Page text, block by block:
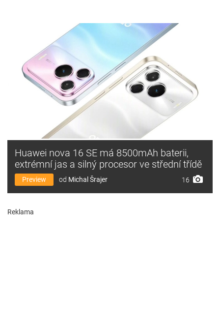
Huawei nova 16 SE má 8500mAh baterii,
extrémní jas a silný procesor ve střední třídě
Preview od Michal Šrajer 16
Reklama